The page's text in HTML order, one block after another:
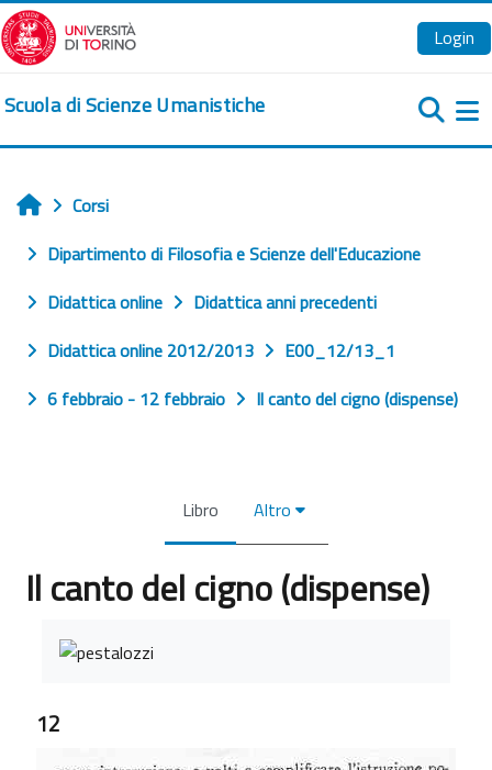
Vai al contenuto principale
Login
Scuola di Scienze Umanistiche
Home
Corsi
Dipartimento di Filosofia e Scienze dell'Educazione
Didattica online
Didattica anni precedenti
Didattica online 2012/2013
E00_12/13_1
6 febbraio - 12 febbraio
Il canto del cigno (dispense)
Libro Altro
Il canto del cigno (dispense)
12